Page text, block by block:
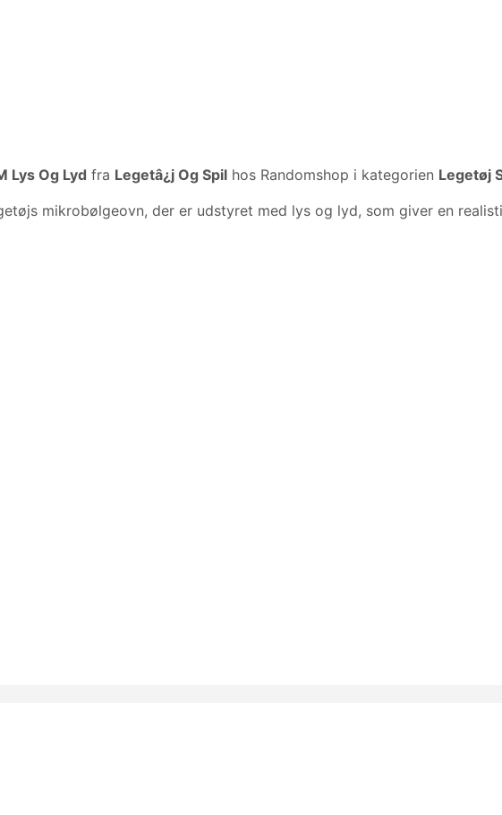
Lys Og Lyd fra Legetâ¿j Og Spil hos Randomshop i kategorien Legetøj
mikrobølgeovn, der er udstyret med lys og lyd, som giver en